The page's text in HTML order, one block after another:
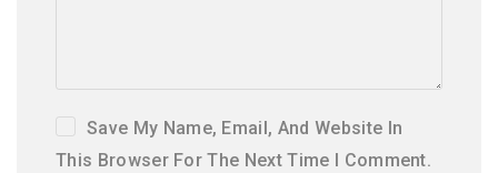
Save My Name, Email, And Website In
This Browser For The Next Time I Comment.